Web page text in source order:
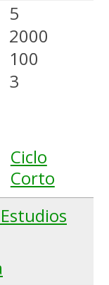
5
2000
100
3
Ciclo
Corto